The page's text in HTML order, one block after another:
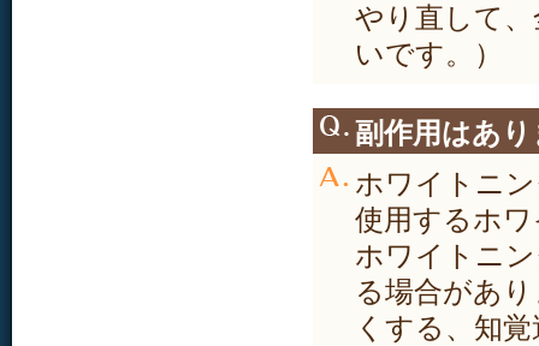
やり直して
いです。）
副作用はあ
ホワイトニ
使用するホ
ホワイトニ
る場合があ
くする、知